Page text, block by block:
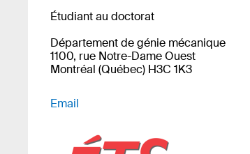
Étudiant au doctorat
Département de génie mécanique
1100, rue Notre-Dame Ouest
Montréal (Québec) H3C 1K3
Email